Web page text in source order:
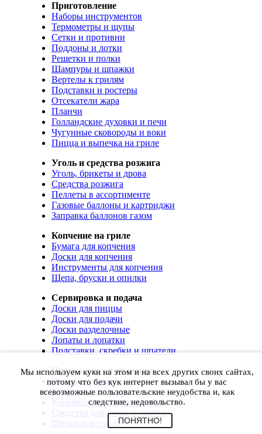
Приготовление
Наборы инструментов
Термометры и щупы
Сетки и противни
Поддоны и лотки
Решетки и полки
Шампуры и шпажки
Вертелы к грилям
Подставки и ростеры
Отсекатели жара
Планчи
Голландские духовки и печи
Чугунные сковороды и воки
Пицца и выпечка на гриле
Уголь и средства розжига
Уголь, брикеты и дрова
Средства розжига
Пеллеты в ассортименте
Газовые баллоны и картриджи
Заправка баллонов газом
Копчение на гриле
Бумага для копчения
Доски для копчения
Инструменты для копчения
Щепа, бруски и опилки
Сервировка и подача
Доски для пиццы
Доски для подачи
Доски разделочные
Лопаты и лопатки
Подставки, скребки и шпатели
Чистка, уход и хранение
Чехлы и сумки
Коврики для гриля
Корючки для инструментов
Средства для ухода и чистки
Щетки для гриля
Мы используем куки на этом и на всех других своих сайтах,
потому что без кук интернет вызывал бы у вас
всевозможные пользовательские неудобства и, как
следствие, недовольство.
ПОНЯТНО!